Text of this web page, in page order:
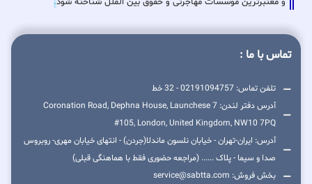
تماس با ما :
تلفن تماس: 02191094757 - 32 خط
آدرس دفتر لندن: 7 Coronation Road, Dephna House, Launchese
#105, London, United Kingdom, NW10 7PQ
آدرس: ایران-تهران - خیابان نلسون ماندلا(جردن) - انتهای خیابان مهری- روبروس
صدا و سیما - پلاک ...... (مراجعه حضوری فقط با هماهنگی قبلی)
بخش فروش: service@sabtta.com